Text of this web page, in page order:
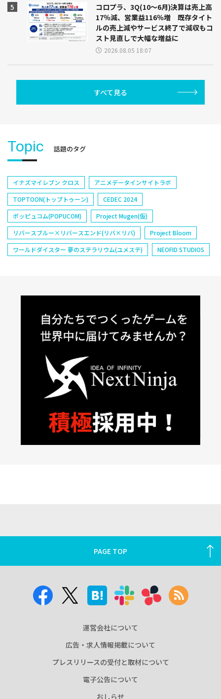
コロプラ、3Q(10～6月)決算は売上高
17％減、営業益116％増 既存タイト
ルの売上減やサービス終了で減収もコ
スト見直しで大幅な増益に
2026.08.05 18:07
すべて見る
Topic 話題のタグ
イナズマイレブン クロス
アニメデータインサイトラボ
TOPTOON(トップトゥーン)
CEDEC 2024
ポッピュコム(POPUCOM)
Project Mugen(仮)
リバースブルー×リバースエンド(リバ×リバ)
Project Bloom
ワールドダイスター 夢のステラリウム(ユメステ)
NEOFID STUDIOS
PAGE TOP
運営会社について
広告・求人情報掲載について
プレスリリースの受付と取材について
電子公告について
おしらせ